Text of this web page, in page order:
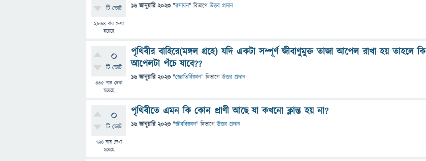
টি ভোট
1,864বার দেখা
হয়েছে
16 জানুয়ারি 2023 "রসায়ন" বিভাগে উত্তর প্রদান
0
টি ভোট
435বার দেখা
হয়েছে
পৃথিবীর বাহিরে(মঙ্গল গ্রহে) যদি একটা সম্পূর্ণ জীবাণুমুক্ত তাজা আপেল রাখা হয় তাহলে কি
আপেলটা পঁচে যাবে??
16 জানুয়ারি 2023 "জ্যোতির্বিজ্ঞান" বিভাগে উত্তর প্রদান
0
টি ভোট
724বার দেখা
হয়েছে
পৃথিবীতে এমন কি কোন প্রাণী আছে যা কখনো ক্লান্ত হয় না?
16 জানুয়ারি 2023 "জীববিজ্ঞান" বিভাগে উত্তর প্রদান